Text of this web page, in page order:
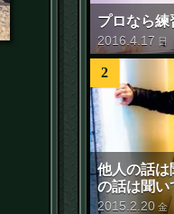
プロなら練
2016 .4.17 日
2
他人の話は
の話は聞い
2015 2 20 金